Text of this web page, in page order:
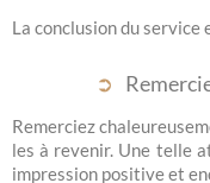
La conclusion du service
Remerciez
les à revenir. Une telle
impression positive et